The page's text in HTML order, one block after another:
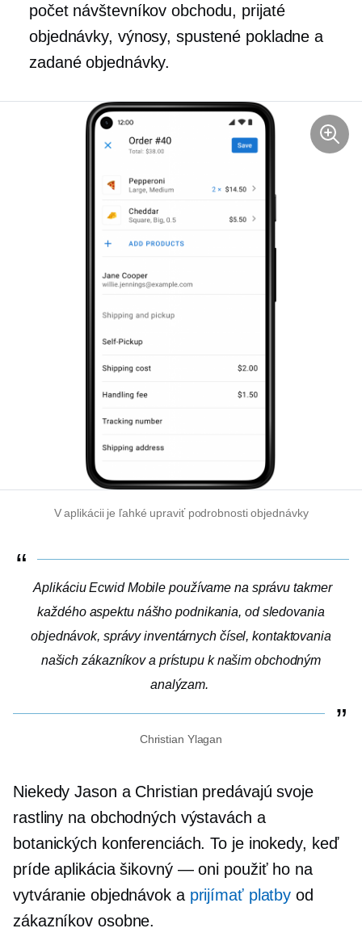
počet návštevníkov obchodu, prijaté
objednávky, výnosy, spustené pokladne a
zadané objednávky.
V aplikácii je ľahké upraviť podrobnosti objednávky
Aplikáciu Ecwid Mobile používame na správu takmer
každého aspektu nášho podnikania, od sledovania
objednávok, správy inventárnych čísel, kontaktovania
našich zákazníkov a prístupu k našim obchodným
analýzam.
Christian Ylagan
Niekedy Jason a Christian predávajú svoje
rastliny na obchodných výstavách a
botanických konferenciách. To je inokedy, keď
príde aplikáciašikovný — oni použiť ho na
vytváranie objednávok a prijímať platby od
zákazníkov osobne.